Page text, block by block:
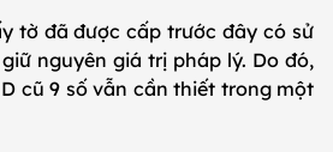
tờ đã được cấp trước đây có sử
nguyên giá trị pháp lý. Do đó,
cũ 9 số vẫn cần thiết trong một